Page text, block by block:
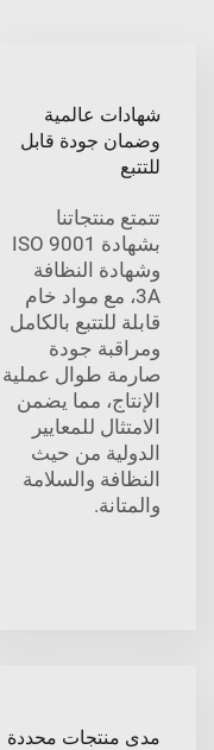
شهادات عالمية
وضمان جودة قابل
للتتبع
تتمتع منتجاتنا
بشهادة ISO 9001
وشهادة النظافة
3A، مع مواد خام
قابلة للتتبع بالكامل
ومراقبة جودة
صارمة طوال عملية
الإنتاج، مما يضمن
الامتثال للمعايير
الدولية من حيث
النظافة والسلامة
والمتانة.
مدى منتجات محددة